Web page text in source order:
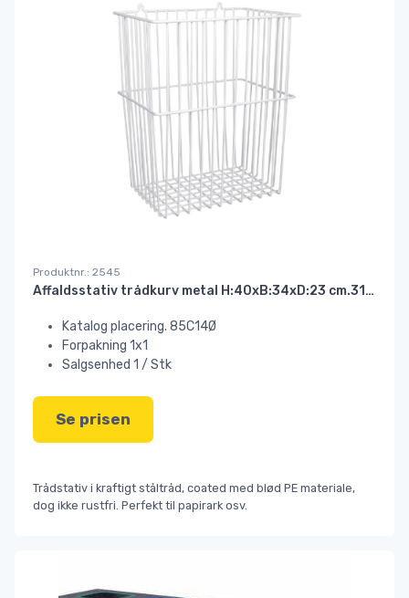
Produktnr.: 2545
Affaldsstativ trådkurv metal H:40xB:34xD:23 cm.31 ltr.hvid
Katalog placering. 85C14Ø
Forpakning 1x1
Salgsenhed 1 / Stk
Se prisen
Trådstativ i kraftigt ståltråd, coated med blød PE materiale,
dog ikke rustfri. Perfekt til papirark osv.